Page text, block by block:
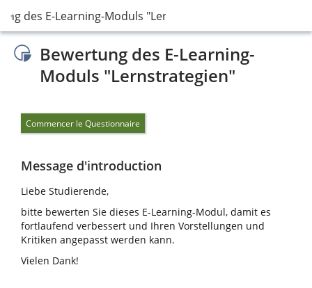
des E-Learning-Moduls "Lernstrategien"
Bewertung des E-Learning-
Moduls "Lernstrategien"
Commencer le Questionnaire
Message d'introduction
Liebe Studierende,
bitte bewerten Sie dieses E-Learning-Modul, damit es
fortlaufend verbessert und Ihren Vorstellungen und
Kritiken angepasst werden kann.
Vielen Dank!